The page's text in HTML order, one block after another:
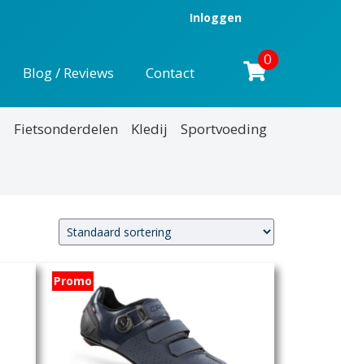
Inloggen
Blog / Reviews Contact
0
Fietsonderdelen Kledij Sportvoeding
Promo